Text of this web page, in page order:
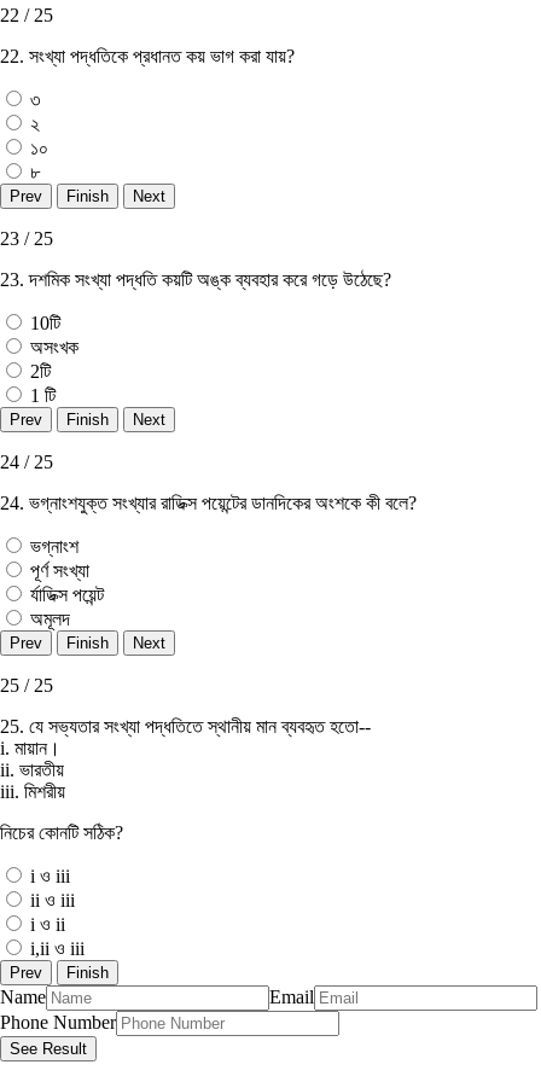
22 / 25
22. সংখ্যা পদ্ধতিকে প্রধানত কয় ভাগ করা যায়?
৩
২
১০
৮
23 / 25
23. দশমিক সংখ্যা পদ্ধতি কয়টি অঙ্ক ব্যবহার করে গড়ে উঠেছে?
10টি
অসংখক
2টি
1 টি
24 / 25
24. ভগ্নাংশযুক্ত সংখ্যার রাডিক্স পয়েন্টের ডানদিকের অংশকে কী বলে?
ভগ্নাংশ
পূর্ণ সংখ্যা
র্যাডিক্স পয়েন্ট
অমূলদ
25 / 25
25. যে সভ্যতার সংখ্যা পদ্ধতিতে স্থানীয় মান ব্যবহৃত হতাে--
i. মায়ান।
ii. ভারতীয়
iii. মিশরীয়
নিচের কোনটি সঠিক?
i ও iii
ii ও iii
i ও ii
i,ii ও iii
Name
Email
Phone Number